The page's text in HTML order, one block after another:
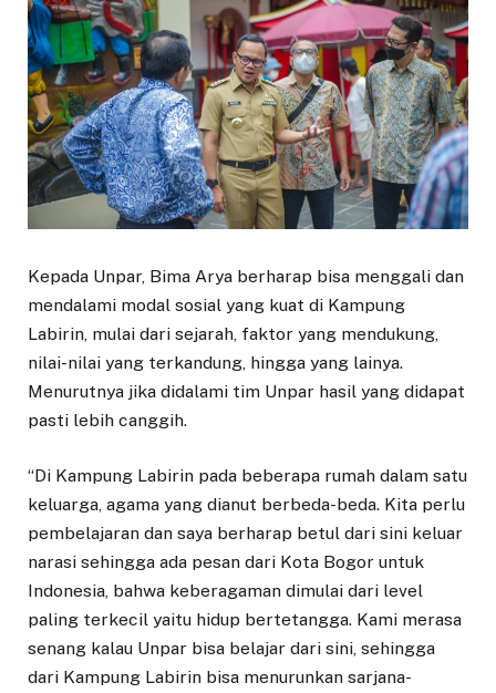
Kepada Unpar, Bima Arya berharap bisa menggali dan
mendalami modal sosial yang kuat di Kampung
Labirin, mulai dari sejarah, faktor yang mendukung,
nilai-nilai yang terkandung, hingga yang lainya.
Menurutnya jika didalami tim Unpar hasil yang didapat
pasti lebih canggih.
“Di Kampung Labirin pada beberapa rumah dalam satu
keluarga, agama yang dianut berbeda-beda. Kita perlu
pembelajaran dan saya berharap betul dari sini keluar
narasi sehingga ada pesan dari Kota Bogor untuk
Indonesia, bahwa keberagaman dimulai dari level
paling terkecil yaitu hidup bertetangga. Kami merasa
senang kalau Unpar bisa belajar dari sini, sehingga
dari Kampung Labirin bisa menurunkan sarjana-